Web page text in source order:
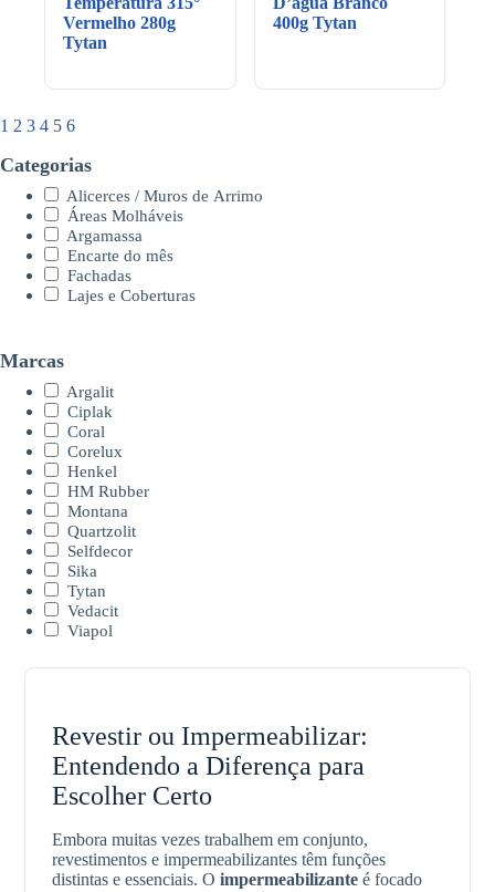
Vermelho 280g
Tytan
400g Tytan
1 2 3 4 5 6
Categorias
Alicerces / Muros de Arrimo
Áreas Molháveis
Argamassa
Encarte do mês
Fachadas
Lajes e Coberturas
Marcas
Argalit
Ciplak
Coral
Corelux
Henkel
HM Rubber
Montana
Quartzolit
Selfdecor
Sika
Tytan
Vedacit
Viapol
Revestir ou Impermeabilizar:
Entendendo a Diferença para
Escolher Certo
Embora muitas vezes trabalhem em conjunto,
revestimentos e impermeabilizantes têm funções
distintas e essenciais. Oimpermeabilizante é focado